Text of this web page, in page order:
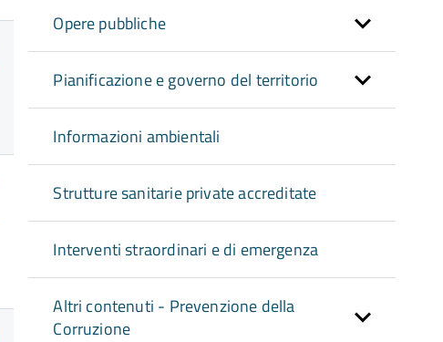
Opere pubbliche
Pianificazione e governo del territorio
Informazioni ambientali
Strutture sanitarie private accreditate
Interventi straordinari e di emergenza
Altri contenuti - Prevenzione della
Corruzione